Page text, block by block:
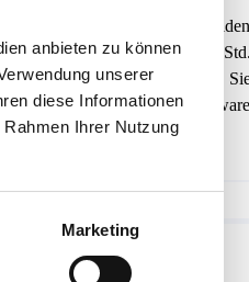
anbieten zu können
unserer
diese Informationen
Ihrer Nutzung
Marketing
mit
Top! Die
Umzug in 3
abgewickelt.
Laune und
Weiterlesen